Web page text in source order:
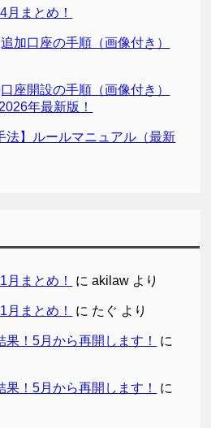
月まとめ！
加口座の手順（画像付き）
座開設の手順（画像付き）
年最新版！
法】ルールマニュアル（最新
月まとめ！ にakilaw より
月まとめ！ に たぐ より
果！5月から再開します！
に
果！5月から再開します！
に